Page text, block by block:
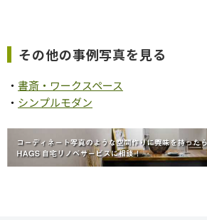
その他の事例写真を見る
・ 書斎・ワークスペース
・ シンプルモダン